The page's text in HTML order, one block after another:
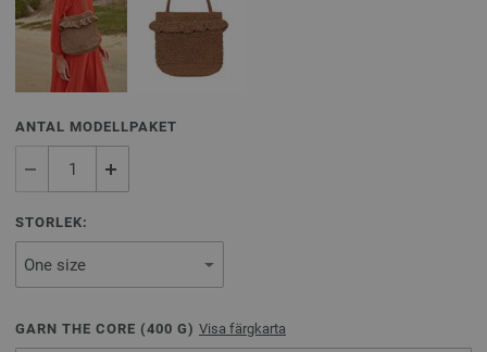
ANTAL MODELLPAKET
STORLEK:
GARN THE CORE (400 G) Visa färgkarta